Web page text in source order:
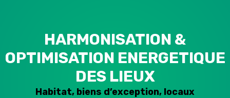
HARMONISATION &
OPTIMISATION ENERGETIQUE
DES LIEUX
Habitat, biens d’exception, locaux